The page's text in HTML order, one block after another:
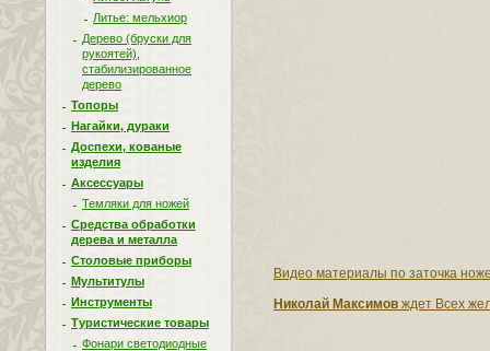
Литье: мельхиор
Дерево (бруски для
рукоятей),
стабилизированное
дерево
Топоры
Нагайки, дураки
Доспехи, кованые
изделия
Аксессуары
Темляки для ножей
Средства обработки
дерева и металла
Столовые приборы
Мультитулы
Инструменты
Туристические товары
Фонари светодиодные
Видео материалы по заточка
Николай Максимов ждет Всех